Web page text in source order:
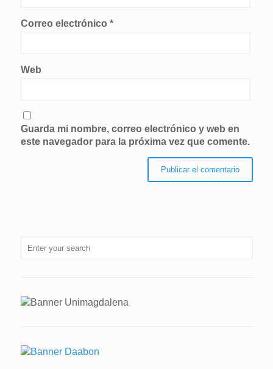
Correo electrónico *
Web
Guarda mi nombre, correo electrónico y web en
este navegador para la próxima vez que comente.